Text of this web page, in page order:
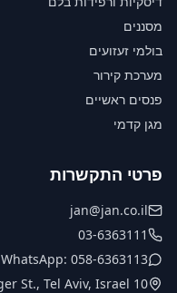
מסננים
בולמי זעזועים
מערכת קירור
פנסים ראשיים
מגן קדמי
פרטי התקשרות
jan@jan.co.il
03-6363111
WhatsApp: 058-6363113
10 Hamasger St., Tel Aviv, Israel